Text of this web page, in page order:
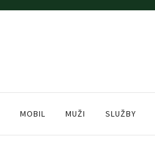
MOBIL MUŽI SLUŽBY